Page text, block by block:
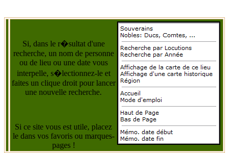
Si, dans le r�sultat d'une
recherche, un nom de personne
ou de lieu ou une date vous
interpelle, s�lectionnez-le et
faites un clique droit pour lancer
une nouvelle recherche.
Si ce site vous est utile, placez
le dans vos favoris ou marques-
pages !